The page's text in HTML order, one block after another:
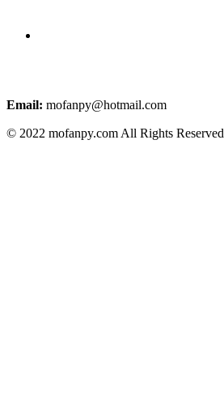
Email: mofanpy@hotmail.com
© 2022 mofanpy.com All Rights Reserved